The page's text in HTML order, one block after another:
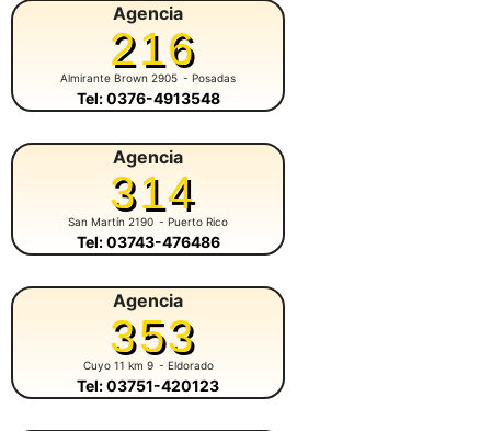
Agencia
216
Almirante Brown 2905 - Posadas
Tel: 0376-4913548
Agencia
314
San Martín 2190 - Puerto Rico
Tel: 03743-476486
Agencia
353
Cuyo 11 km 9 - Eldorado
Tel: 03751-420123